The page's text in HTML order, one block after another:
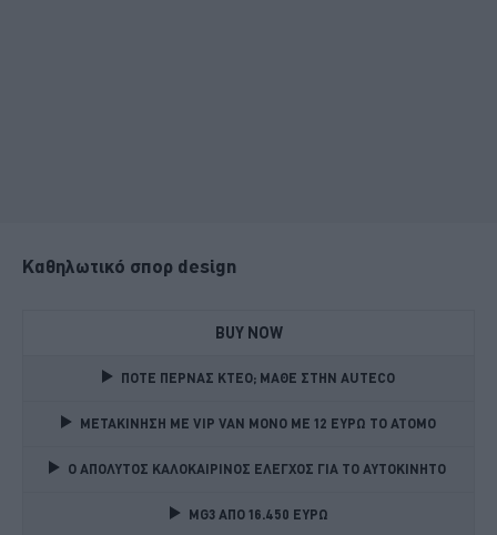
Καθηλωτικό σπορ design
BUY NOW
ΠΟΤΕ ΠΕΡΝΑΣ ΚΤΕΟ; ΜΑΘΕ ΣΤΗΝ ΑUTECO
ΜΕΤΑΚΙΝΗΣΗ ΜΕ VIP VAN ΜΟΝΟ ΜΕ 12 ΕΥΡΩ ΤΟ ΑΤΟΜΟ
Ο ΑΠΟΛΥΤΟΣ ΚΑΛΟΚΑΙΡΙΝΟΣ ΕΛΕΓΧΟΣ ΓΙΑ ΤΟ ΑΥΤΟΚΙΝΗΤΟ
MG3 ΑΠΟ 16.450 ΕΥΡΩ